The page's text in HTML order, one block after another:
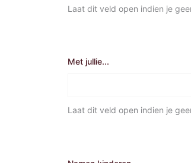
Laat dit veld open indien je
Met jullie...
Laat dit veld open indien je